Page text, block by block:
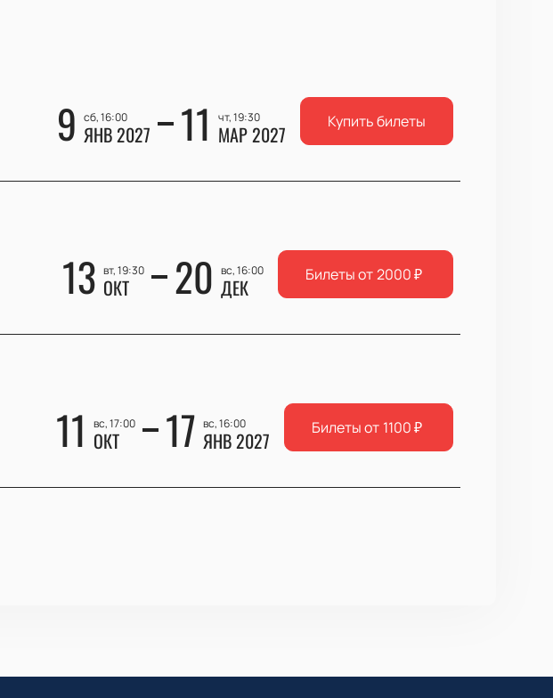
9 сб, 16:00
ЯНВ 2027 11 чт, 19:30
МАР 2027 Купить билеты
13 вт, 19:30
ОКТ 20 вс, 16:00
ДЕК Билеты от 2000₽
11 вс, 17:00
ОКТ 17 вс, 16:00
ЯНВ 2027 Билеты от 1100₽